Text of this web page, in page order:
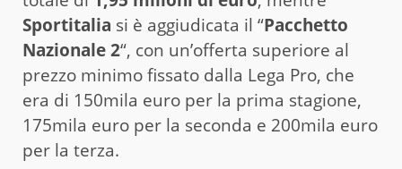
Sportitalia si è aggiudicata il “Pacchetto
Nazionale 2“, con un’offerta superiore al
prezzo minimo fissato dalla Lega Pro, che
era di 150mila euro per la prima stagione,
175mila euro per la seconda e 200mila euro
per la terza.